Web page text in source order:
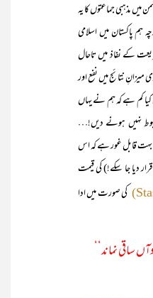
جماعتوں کا یہ
ہم پاکستان میں اسلامی
کے نفاذ میں تاحال
نتائج میں نفع اور
کم ہے کہ ہم نے یہاں
نہیں ہونے دیں!…
بہت قابل غور ہے کہ اس
دیا جا سکے!) کی قیمت
کی صورت میں ادا
نماند‘‘